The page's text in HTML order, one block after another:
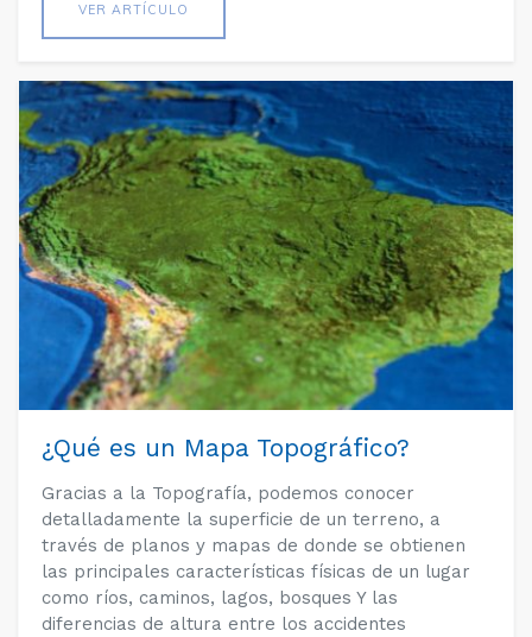
VER ARTÍCULO
¿Qué es un Mapa Topográfico?
Gracias a la Topografía, podemos conocer
detalladamente la superficie de un terreno, a
través de planos y mapas de donde se obtienen
las principales características físicas de un lugar
como ríos, caminos, lagos, bosques Y las
diferencias de altura entre los accidentes